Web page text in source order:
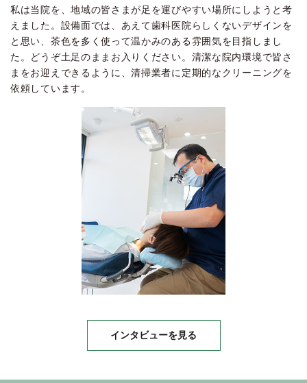
私は当院を、地域の皆さまが足を運びやすい場所にしようと考
えました。設備面では、あえて歯科医院らしくないデザインを
と思い、茶色を多く使って温かみのある雰囲気を目指しまし
た。どうぞ土足のままお入りください。清潔な院内環境で皆さ
まをお迎えできるように、清掃業者に定期的なクリーニングを
依頼しています。
インタビューを見る